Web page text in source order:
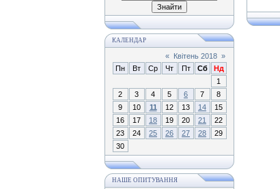
КАЛЕНДАР
« Квітень 2018 »
Пн
Вт Ср Чт Пт Сб
Нд
1
2
3 4 5 6 7
8
9
10 11 12 13 14
15
16
17 18 19 20 21
22
23
24 25 26 27 28
29
30
НАШЕ ОПИТУВАННЯ